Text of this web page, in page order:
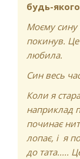
будь-
Моєму сину
покинув.
любила.
Син весь
Коли я
наприклад
починає
лопає, і я
до тата.....